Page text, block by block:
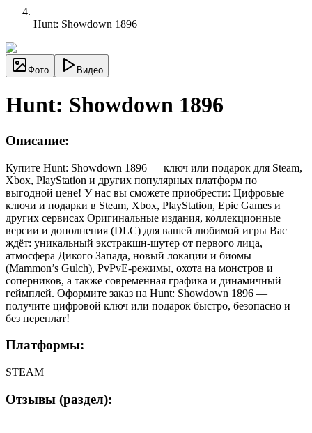
Hunt: Showdown 1896
Фото Видео
Hunt: Showdown 1896
Описание:
Купите Hunt: Showdown 1896 — ключ или подарок для Steam,
Xbox, PlayStation и других популярных платформ по
выгодной цене! У нас вы сможете приобрести: Цифровые
ключи и подарки в Steam, Xbox, PlayStation, Epic Games и
других сервисах Оригинальные издания, коллекционные
версии и дополнения (DLC) для вашей любимой игры Вас
ждёт: уникальный экстракшн-шутер от первого лица,
атмосфера Дикого Запада, новый локации и биомы
(Mammon’s Gulch), PvPvE-режимы, охота на монстров и
соперников, а также современная графика и динамичный
геймплей. Оформите заказ на Hunt: Showdown 1896 —
получите цифровой ключ или подарок быстро, безопасно и
без переплат!
Платформы:
STEAM
Отзывы (раздел):